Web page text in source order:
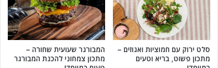
סלט ירוק עם חמוציות ואגוזים –
מתכון פשוט, בריא וטעים
המבורגר שעועית שחורה –
מתכון צמחוני להכנת המבורגר